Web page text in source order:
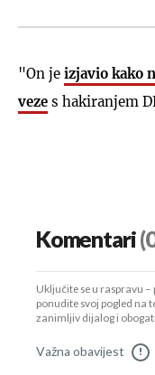
"On je izjavio kako
veze s hakiranjem
Komentari
Uključite se u raspravu
ponudite svoj pogled na
zanimljiv dijalog i
Važna obavijest !